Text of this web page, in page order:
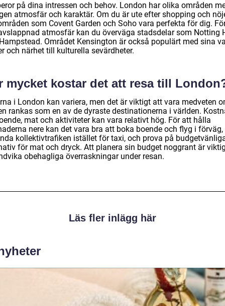
på dina intressen och behov. London har olika områden
atmosfär och karaktär. Om du är ute efter shopping och
som Covent Garden och Soho vara perfekta för dig.
atmosfär kan du överväga stadsdelar som Notting
Området Kensington är också populärt med sina
och närhet till kulturella sevärdheter.
mycket kostar det att resa till
i London kan variera, men det är viktigt att vara medveten
rankas som en av de dyraste destinationerna i världen.
mat och aktiviteter kan vara relativt hög. För att hålla
nere kan det vara bra att boka boende och flyg i förväg,
kollektivtrafiken istället för taxi, och prova på
för mat och dryck. Att planera sin budget noggrant är
obehagliga överraskningar under resan.
Läs fler inlägg här